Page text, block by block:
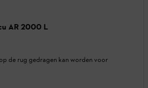
AR 2000 L
de rug gedragen kan worden voor